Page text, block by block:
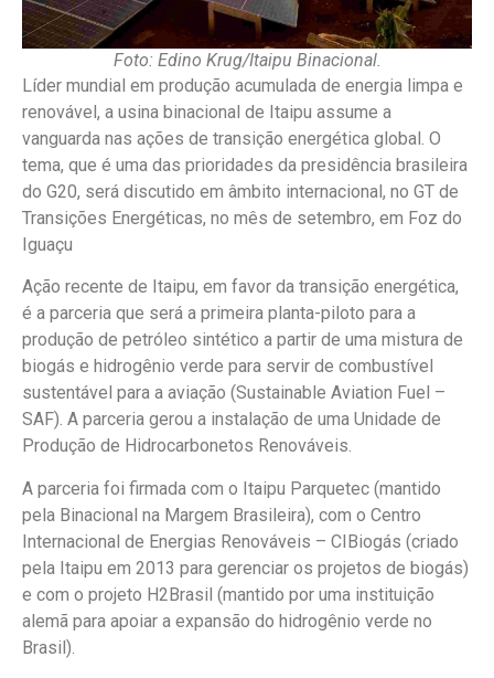
Foto: Edino Krug/Itaipu Binacional.
Líder mundial em produção acumulada de energia limpa e
renovável, a usina binacional de Itaipu assume a
vanguarda nas ações de transição energética global. O
tema, que é uma das prioridades da presidência brasileira
do G20, será discutido em âmbito internacional, no GT de
Transições Energéticas, no mês de setembro, em Foz do
Iguaçu
Ação recente de Itaipu, em favor da transição energética,
é a parceria que será a primeira planta-piloto para a
produção de petróleo sintético a partir de uma mistura de
biogás e hidrogênio verde para servir de combustível
sustentável para a aviação (Sustainable Aviation Fuel –
SAF). A parceria gerou a instalação de uma Unidade de
Produção de Hidrocarbonetos Renováveis.
A parceria foi firmada com o Itaipu Parquetec (mantido
pela Binacional na Margem Brasileira), com o Centro
Internacional de Energias Renováveis – CIBiogás (criado
pela Itaipu em 2013 para gerenciar os projetos de biogás)
e com o projeto H2Brasil (mantido por uma instituição
alemã para apoiar a expansão do hidrogênio verde no
Brasil).